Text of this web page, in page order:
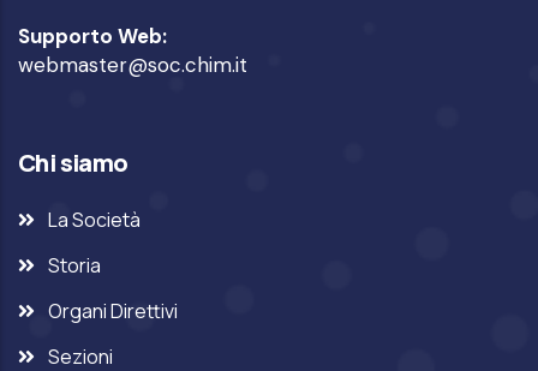
Supporto Web:
webmaster@soc.chim.it
Chi siamo
La Società
Storia
Organi Direttivi
Sezioni